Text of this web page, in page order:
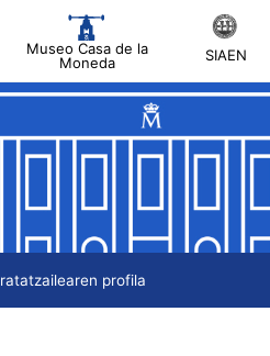
Museo Casa de la
Moneda
SIAEN
profila